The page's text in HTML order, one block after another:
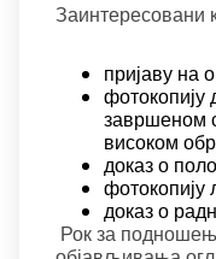
Заинтересовани
пријаву на
фотокопију
завршеном
високом
доказ о
фотокопију
доказ о
Рок за